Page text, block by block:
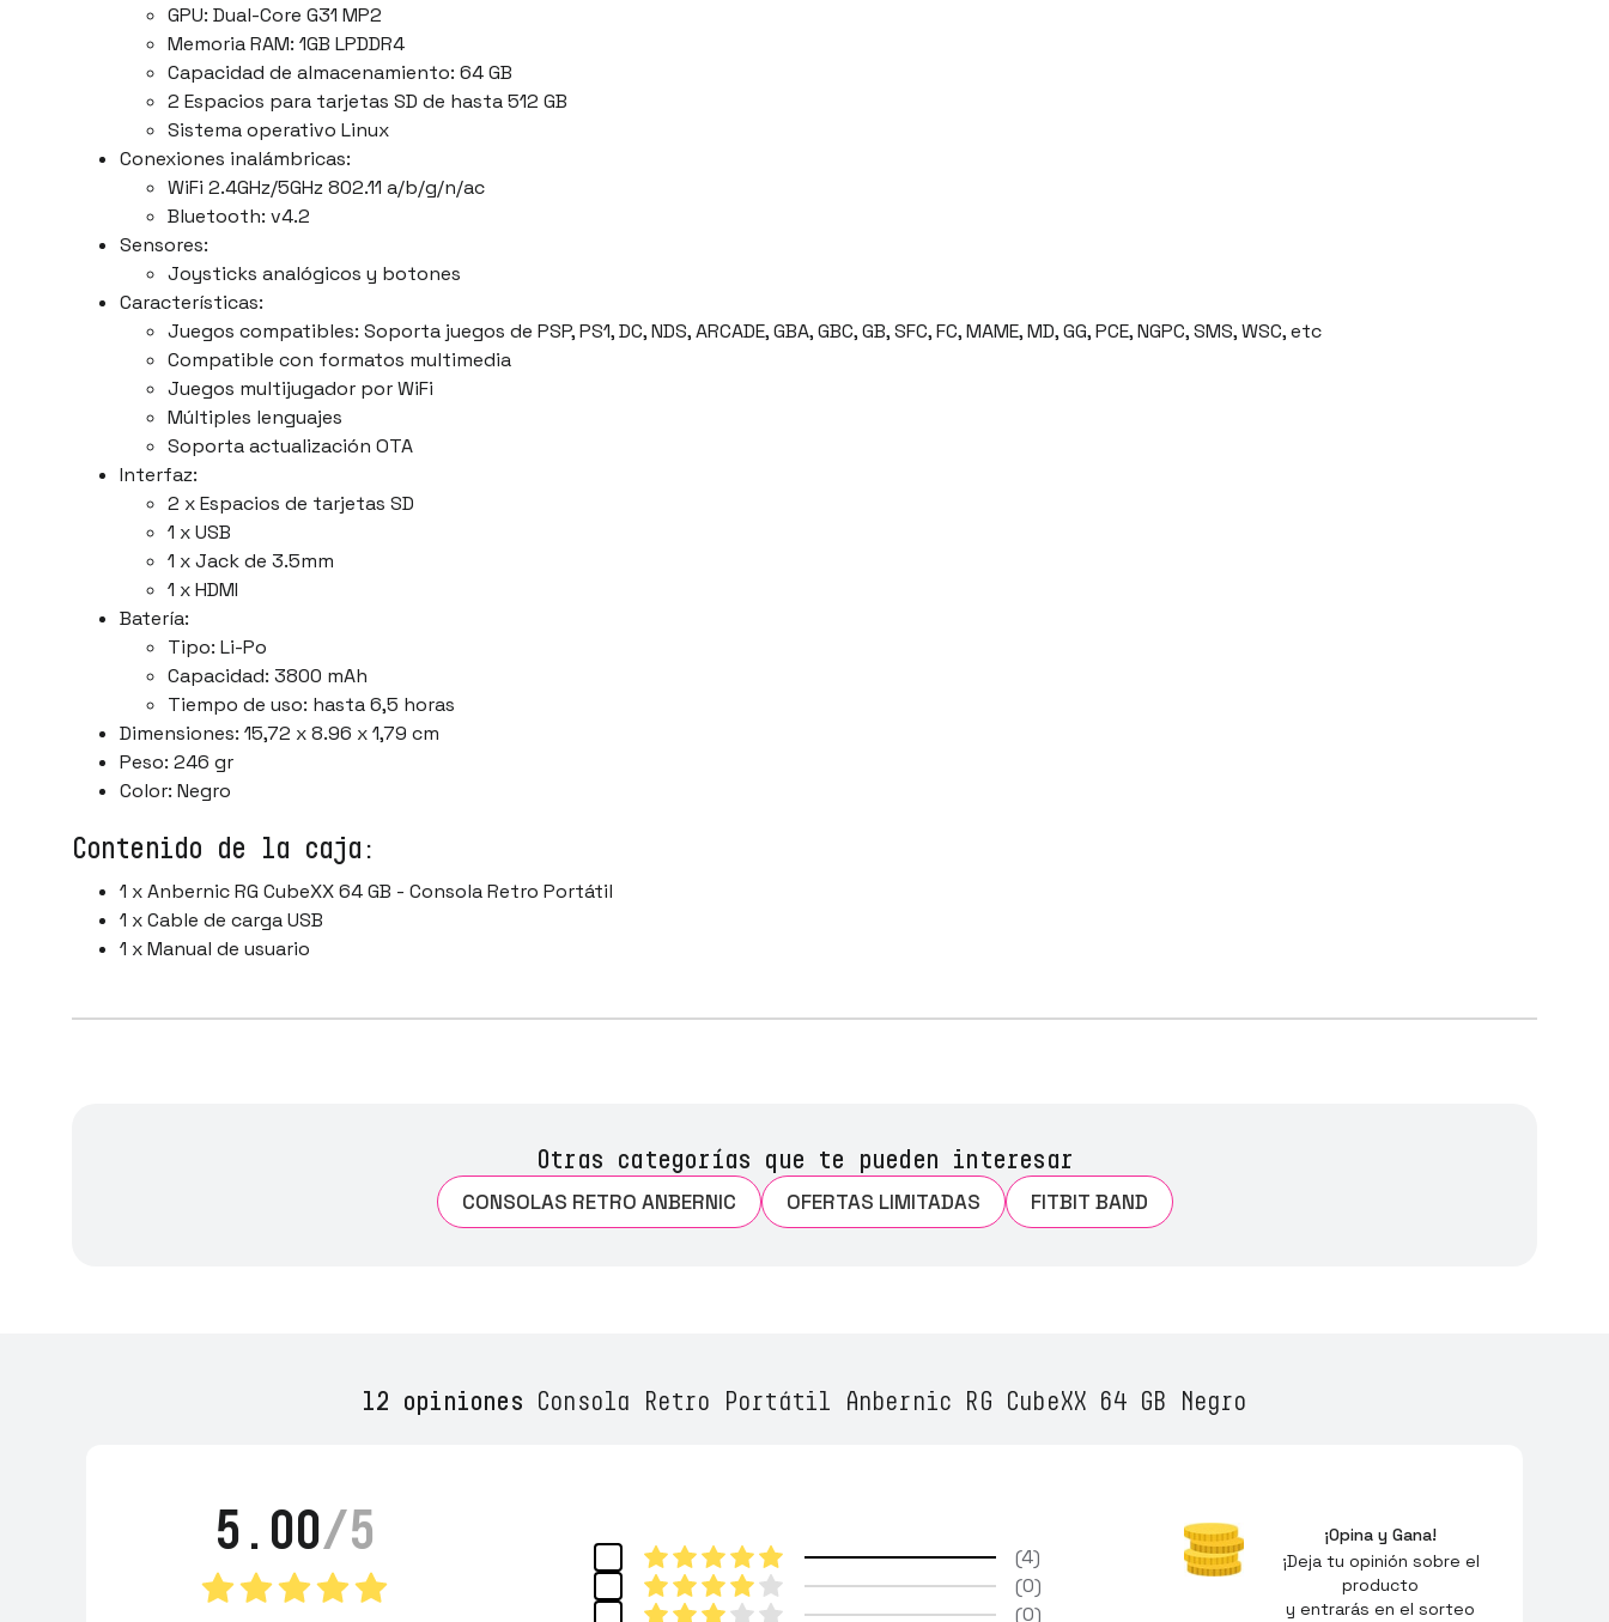
GPU: Dual-Core G31 MP2
Memoria RAM: 1GB LPDDR4
Capacidad de almacenamiento: 64 GB
2 Espacios para tarjetas SD de hasta 512 GB
Sistema operativo Linux
Conexiones inalámbricas:
WiFi 2.4GHz/5GHz 802.11 a/b/g/n/ac
Bluetooth: v4.2
Sensores:
Joysticks analógicos y botones
Características:
Juegos compatibles: Soporta juegos de PSP, PS1, DC, NDS, ARCADE, GBA, GBC, GB, SFC, FC, MAME, MD, GG, PCE, NGPC, SMS, WSC, etc
Compatible con formatos multimedia
Juegos multijugador por WiFi
Múltiples lenguajes
Soporta actualización OTA
Interfaz:
2 x Espacios de tarjetas SD
1 x USB
1 x Jack de 3.5mm
1 x HDMI
Batería:
Tipo: Li-Po
Capacidad: 3800 mAh
Tiempo de uso: hasta 6,5 horas
Dimensiones: 15,72 x 8.96 x 1,79 cm
Peso: 246 gr
Color: Negro
Contenido de la caja:
1 x Anbernic RG CubeXX 64 GB - Consola Retro Portátil
1 x Cable de carga USB
1 x Manual de usuario
Otras categorías que te pueden interesar
CONSOLAS RETRO ANBERNIC OFERTAS LIMITADAS FITBIT BAND
12 opiniones Consola Retro Portátil Anbernic RG CubeXX 64 GB Negro
4
0
0
5.00/5
¡Opina y Gana!
¡Deja tu opinión sobre el
producto
y entrarás en el sorteo